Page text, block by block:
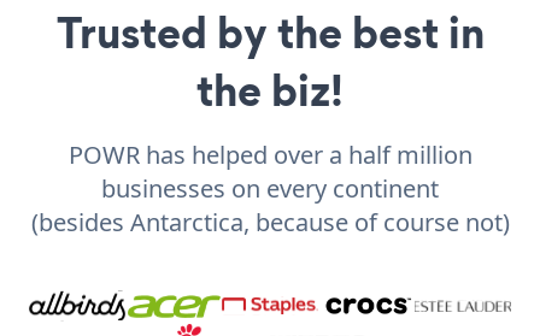
Trusted by the best in
the biz!
POWR has helped over a half million
businesses on every continent
(besides Antarctica, because of course not)